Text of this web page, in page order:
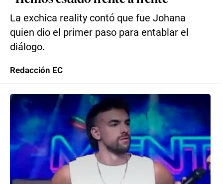
La exchica reality contó que fue Johana
quien dio el primer paso para entablar el
diálogo.
Redacción EC